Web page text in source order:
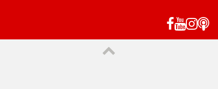
Facebook
YouTube